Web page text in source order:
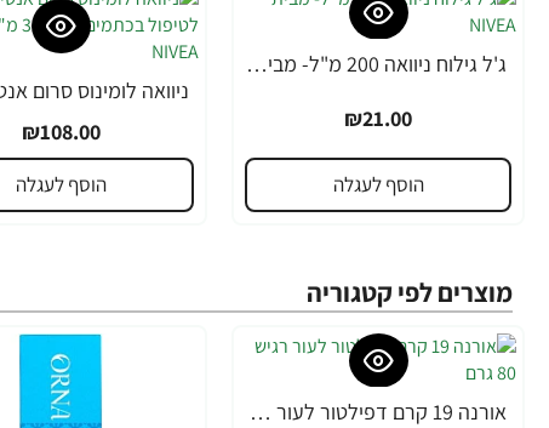
ג'ל גילוח ניוואה 200 מ"ל- מבית NIVEA
₪21.00
הוסף לעגלה
₪108.00
הוסף לעגלה
מוצרים לפי קטגוריה
אורנה 19 קרם דפילטור לעור רגיש 80 גרם